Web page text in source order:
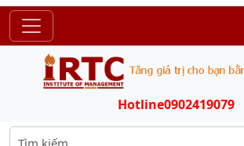
Hotline0902419079